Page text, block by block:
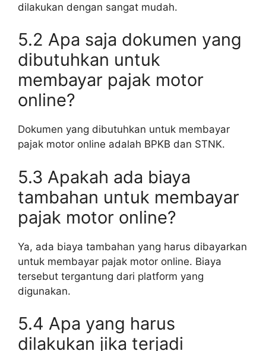
dilakukan dengan sangat mudah.
5.2 Apa saja dokumen yang
dibutuhkan untuk
membayar pajak motor
online?
Dokumen yang dibutuhkan untuk membayar
pajak motor online adalah BPKB dan STNK.
5.3 Apakah ada biaya
tambahan untuk membayar
pajak motor online?
Ya, ada biaya tambahan yang harus dibayarkan
untuk membayar pajak motor online. Biaya
tersebut tergantung dari platform yang
digunakan.
5.4 Apa yang harus
dilakukan jika terjadi